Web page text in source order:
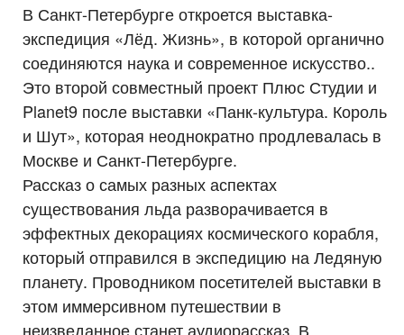
В Санкт-Петербурге откроется выставка-
экспедиция «Лёд. Жизнь», в которой органично
соединяются наука и современное искусство..
Это второй совместный проект Плюс Студии и
Planet9 после выставки «Панк-культура. Король
и Шут», которая неоднократно продлевалась в
Москве и Санкт-Петербурге.
Рассказ о самых разных аспектах
существования льда разворачивается в
эффектных декорациях космического корабля,
который отправился в экспедицию на Ледяную
планету. Проводником посетителей выставки в
этом иммерсивном путешествии в
неизведанное станет аудиорассказ. В